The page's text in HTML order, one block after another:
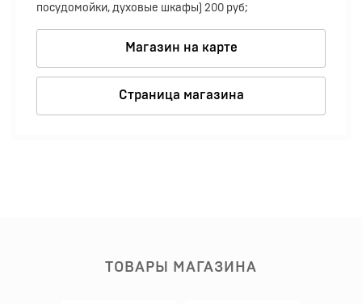
посудомойки, духовые шкафы) 200 руб;
Магазин на карте
Страница магазина
ТОВАРЫ МАГАЗИНА